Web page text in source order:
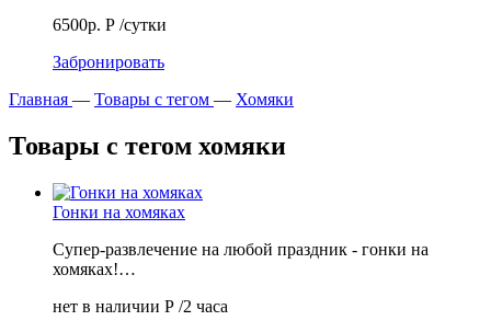
6500р. Р /сутки
Забронировать
Главная — Товары с тегом — Хомяки
Товары с тегом хомяки
Гонки на хомяках
Супер-развлечение на любой праздник - гонки на
хомяках!…
нет в наличии Р /2 часа